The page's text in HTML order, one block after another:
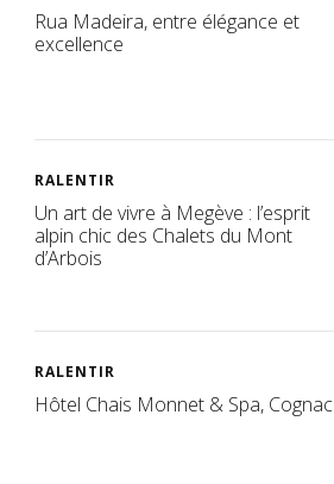
Rua Madeira, entre élégance et
excellence
RALENTIR
Un art de vivre à Megève : l’esprit
alpin chic des Chalets du Mont
d’Arbois
RALENTIR
Hôtel Chais Monnet & Spa, Cognac